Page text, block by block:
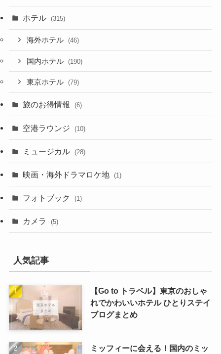
ホテル (315)
海外ホテル (46)
国内ホテル (190)
東京ホテル (79)
旅のお得情報 (6)
空港ラウンジ (10)
ミュージカル (28)
映画・海外ドラマロケ地 (1)
フォトブック (1)
カメラ (5)
人気記事
【Go to トラベル】東京のおしゃ
れでかわいいホテル ひとりステイ
ブログまとめ
ミッフィーに会える！国内のミッ